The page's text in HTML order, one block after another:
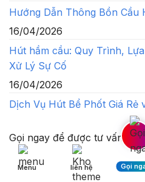
Hướng Dẫn Thông Bồn Cầu
16/04/2026
Hút hầm cầu: Quy Trình,
Xử Lý Sự Cố
16/04/2026
Dịch Vụ Hút Bể Phốt Giá Rẻ
Gọi ngay để được tư vấn
Menu liên hệ Gọi